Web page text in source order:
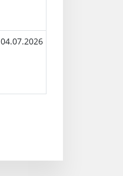
04.07.2026